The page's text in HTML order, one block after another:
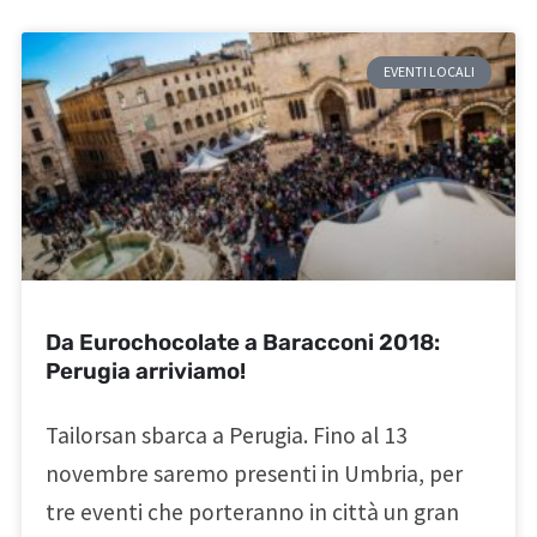
EVENTI LOCALI
Da Eurochocolate a Baracconi 2018:
Perugia arriviamo!
Tailorsan sbarca a Perugia. Fino al 13
novembre saremo presenti in Umbria, per
tre eventi che porteranno in città un gran